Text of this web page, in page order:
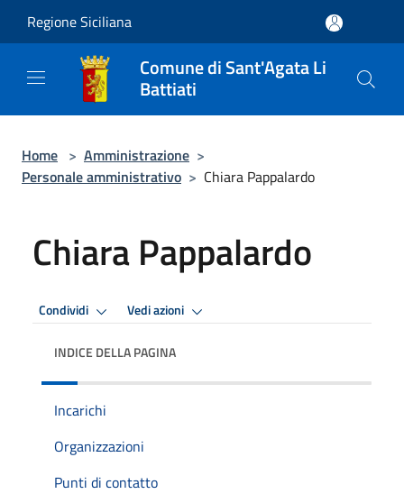
Regione Siciliana
Comune di Sant'Agata Li
Battiati
Home > Amministrazione >
Personale amministrativo > Chiara Pappalardo
Chiara Pappalardo
Condividi Vedi azioni
INDICE DELLA PAGINA
Incarichi
Organizzazioni
Punti di contatto